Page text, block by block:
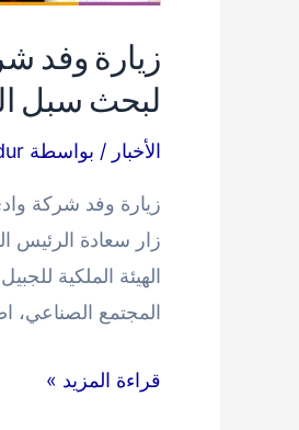
زيارة وفد
لبحث سبل
الأخبار / بواسطة
زار سعادة الرئيس
الهيئة الملكية
المجتمع الصناعي،
زيارة
قراءة المزيد »